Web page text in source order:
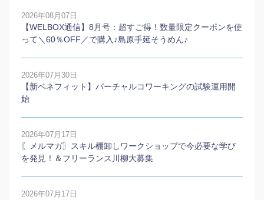
2026年08月07日
【WELBOX通信】8月号：超すご得！数量限定クーポンを使
って＼60％OFF／で購入♪島原手延そうめん♪
2026年07月30日
【新ベネフィット】バーチャルコワーキングの試験運用開
始
2026年07月17日
〖メルマガ〗スキル棚卸しワークショップで今必要な学び
を発見！＆フリーランス川柳大募集
2026年07月17日